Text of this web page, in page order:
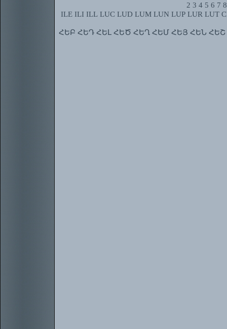
2 3 4 5 6 7 8
ILE ILI ILL LUC LUD LUM LUN LUP LUR LUT
ՀԵԲ ՀԵԴ ՀԵԼ ՀԵԾ ՀԵՂ ՀԵՄ ՀԵՅ ՀԵՆ ՀԵՇ